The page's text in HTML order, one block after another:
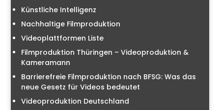
Künstliche Intelligenz
Nachhaltige Filmproduktion
Videoplattformen Liste
Filmproduktion Thüringen – Videoproduktion &
Kameramann
Barrierefreie Filmproduktion nach BFSG: Was das
neue Gesetz für Videos bedeutet
Videoproduktion Deutschland